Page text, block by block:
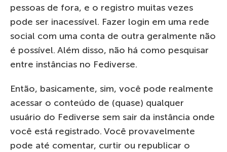
pessoas de fora, e o registro muitas vezes
pode ser inacessível. Fazer login em uma rede
social com uma conta de outra geralmente não
é possível. Além disso, não há como pesquisar
entre instâncias no Fediverse.
Então, basicamente, sim, você pode realmente
acessar o conteúdo de (quase) qualquer
usuário do Fediverse sem sair da instância onde
você está registrado. Você provavelmente
pode até comentar, curtir ou republicar o